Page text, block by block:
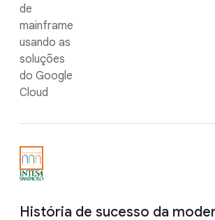
de
mainframe
usando as
soluções
do Google
Cloud
História de sucesso da